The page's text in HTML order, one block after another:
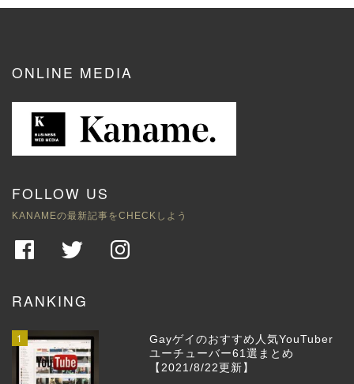
ONLINE MEDIA
FOLLOW US
KANAMEの最新記事をCHECKしよう
RANKING
1
Gayゲイのおすすめ人気YouTuber
ユーチューバー61選まとめ
【2021/8/22更新】